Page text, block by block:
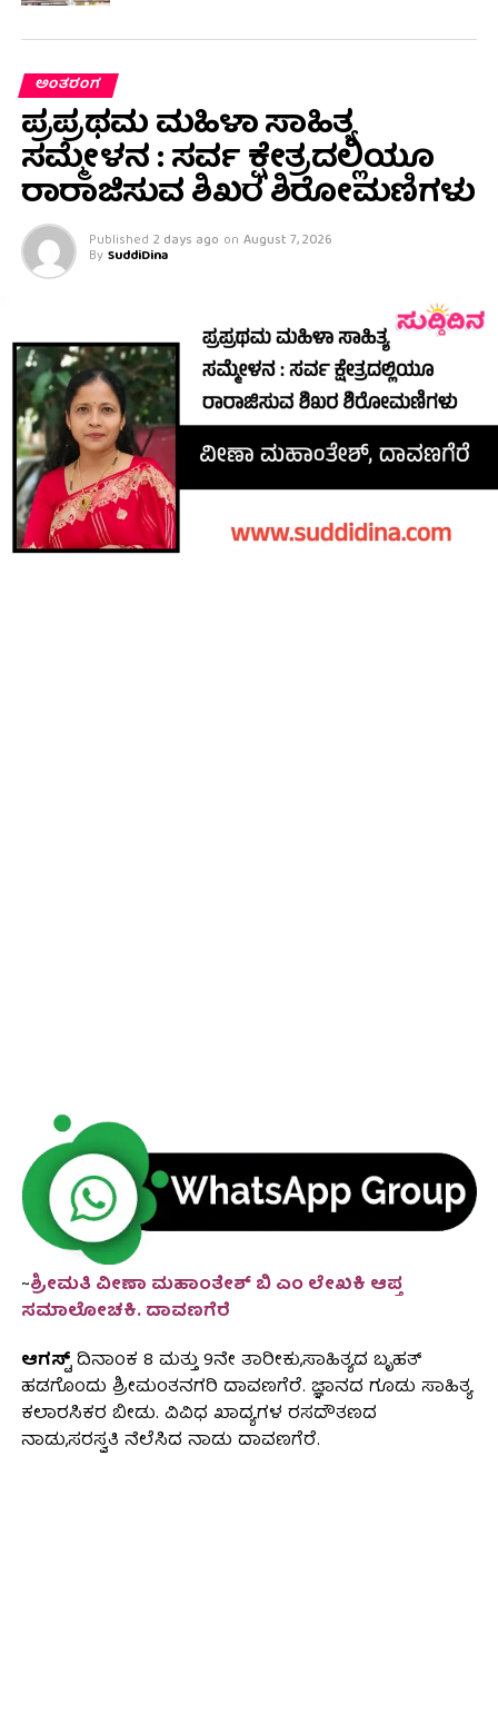
ಅಂತರಂಗ
ಪ್ರಪ್ರಥಮ ಮಹಿಳಾ ಸಾಹಿತ್ಯ
ಸಮ್ಮೇಳನ : ಸರ್ವ ಕ್ಷೇತ್ರದಲ್ಲಿಯೂ
ರಾರಾಜಿಸುವ ಶಿಖರ ಶಿರೋಮಣಿಗಳು
Published 2 days ago on August 7, 2026
By SuddiDina
~ಶ್ರೀಮತಿ ವೀಣಾ ಮಹಾಂತೇಶ್ ಬಿ ಎಂ ಲೇಖಕಿ ಆಪ್ತ
ಸಮಾಲೋಚಕಿ. ದಾವಣಗೆರೆ
ಆಗಸ್ಟ್ದಿನಾಂಕ 8 ಮತ್ತು 9ನೇ ತಾರೀಕು,ಸಾಹಿತ್ಯದ ಬೃಹತ್
ಹಡಗೊಂದು ಶ್ರೀಮಂತನಗರಿ ದಾವಣಗೆರೆ. ಜ್ಞಾನದ ಗೂಡು ಸಾಹಿತ್ಯ
ಕಲಾರಸಿಕರ ಬೀಡು. ವಿವಿಧ ಖಾದ್ಯಗಳ ರಸದೌತಣದ
ನಾಡು,ಸರಸ್ವತಿ ನೆಲೆಸಿದ ನಾಡು ದಾವಣಗೆರೆ.